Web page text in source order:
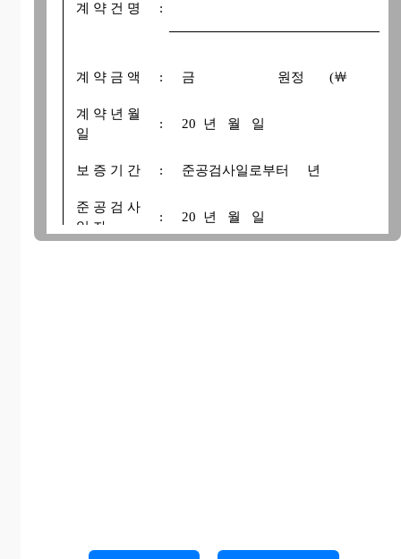
계 약 건 명 :
계 약 금 액 : 금 원정 (￦
계 약 년 월
일
: 20 년 월 일
보 증 기 간 : 준공검사일로부터 년
준 공 검 사
일 자
: 20 년 월 일